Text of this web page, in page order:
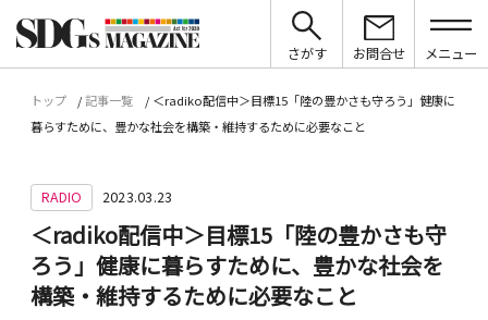
さがす お問合せ メニュー
トップ 記事一覧
＜radiko配信中＞目標15「陸の豊かさも守ろう」健康に
暮らすために、豊かな社会を構築・維持するために必要なこと
RADIO 2023.03.23
＜radiko配信中＞目標15「陸の豊かさも守
ろう」健康に暮らすために、豊かな社会を
構築・維持するために必要なこと